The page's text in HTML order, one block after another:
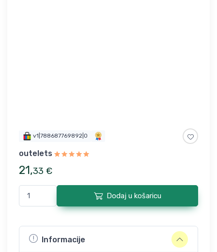
v1|788687769892|0
outelets
21,33 €
Dodaj u košaricu
Informacije